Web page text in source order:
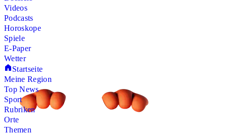
Videos
Podcasts
Horoskope
Spiele
E-Paper
Wetter
Startseite
Meine Region
Top News
Sport
Rubriken
Orte
Themen